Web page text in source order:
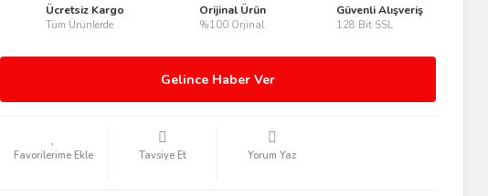
Ücretsiz Kargo
Tüm Ürünlerde
Orijinal Ürün
%100 Orjinal
Güvenli Alışveriş
128 Bit SSL
Gelince Haber Ver
Tavsiye Et Yorum Yaz